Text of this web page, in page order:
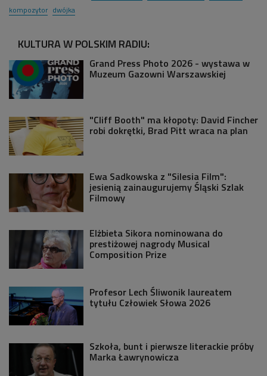
kompozytor dwójka
KULTURA W POLSKIM RADIU:
Grand Press Photo 2026 - wystawa w
Muzeum Gazowni Warszawskiej
"Cliff Booth" ma kłopoty: David Fincher
robi dokrętki, Brad Pitt wraca na plan
Ewa Sadkowska z "Silesia Film":
jesienią zainaugurujemy Śląski Szlak
Filmowy
Elżbieta Sikora nominowana do
prestiżowej nagrody Musical
Composition Prize
Profesor Lech Śliwonik laureatem
tytułu Człowiek Słowa 2026
Szkoła, bunt i pierwsze literackie próby
Marka Ławrynowicza